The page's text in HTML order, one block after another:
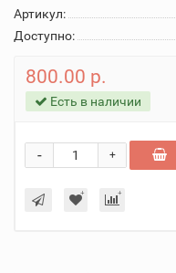
Артикул:
Доступно:
800.00 р.
Есть в наличии
+
-